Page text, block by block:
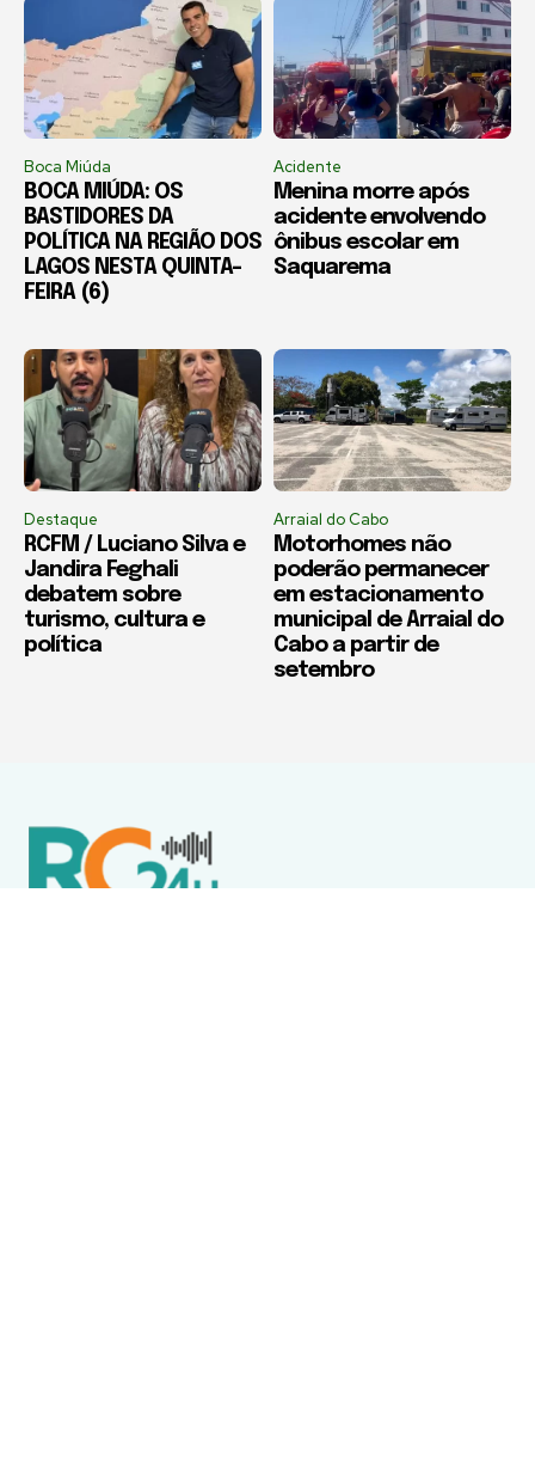
Boca Miúda
BOCA MIÚDA: OS
BASTIDORES DA
POLÍTICA NA REGIÃO DOS
LAGOS NESTA QUINTA-
FEIRA (6)
Acidente
Menina morre após
acidente envolvendo
ônibus escolar em
Saquarema
Destaque
RCFM / Luciano Silva e
Jandira Feghali
debatem sobre
turismo, cultura e
política
Arraial do Cabo
Motorhomes não
poderão permanecer
em estacionamento
municipal de Arraial do
Cabo a partir de
setembro